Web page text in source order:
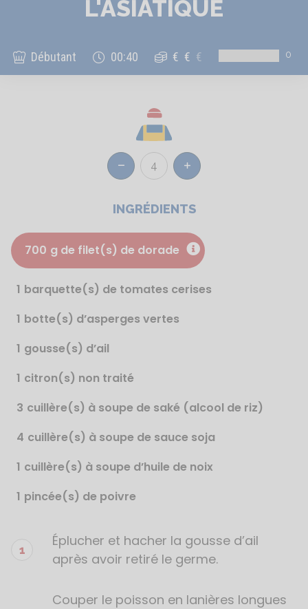
L'ASIATIQUE
Débutant 00:40 € € € 0
Réduire 4 Augmenter
INGRÉDIENTS
700 g de filet(s) de dorade
1 barquette(s) de tomates cerises
1 botte(s) d’asperges vertes
1 gousse(s) d’ail
1 citron(s) non traité
3 cuillère(s) à soupe de saké (alcool de riz)
4 cuillère(s) à soupe de sauce soja
1 cuillère(s) à soupe d’huile de noix
1 pincée(s) de poivre
de
Éplucher et hacher la gousse d’ail
après avoir retiré le germe.
Couper le poisson en lanières longues